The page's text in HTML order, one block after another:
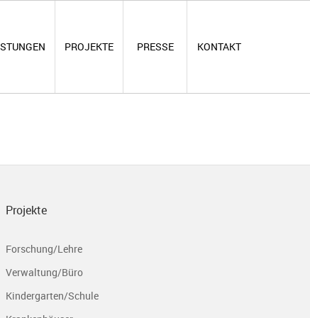
PROJEKTE PRESSE KONTAKT
Projekte
Forschung/Lehre
Verwaltung/Büro
Kindergarten/Schule